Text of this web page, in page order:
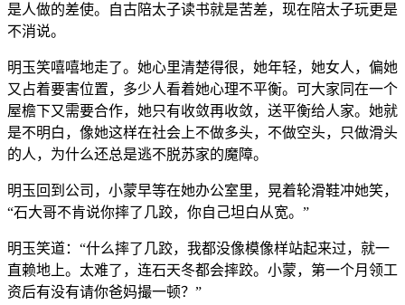
是人做的差使。自古陪太子读书就是苦差，现在陪太子玩更是
不消说。
明玉笑嘻嘻地走了。她心里清楚得很，她年轻，她女人，偏她
又占着要害位置，多少人看着她心理不平衡。可大家同在一个
屋檐下又需要合作，她只有收敛再收敛，送平衡给人家。她就
是不明白，像她这样在社会上不做多头，不做空头，只做滑头
的人，为什么还总是逃不脱苏家的魔障。
明玉回到公司，小蒙早等在她办公室里，晃着轮滑鞋冲她笑，
“石大哥不肯说你摔了几跤，你自己坦白从宽。”
明玉笑道：“什么摔了几跤，我都没像模像样站起来过，就一
直赖地上。太难了，连石天冬都会摔跤。小蒙，第一个月领工
资后有没有请你爸妈撮一顿？”